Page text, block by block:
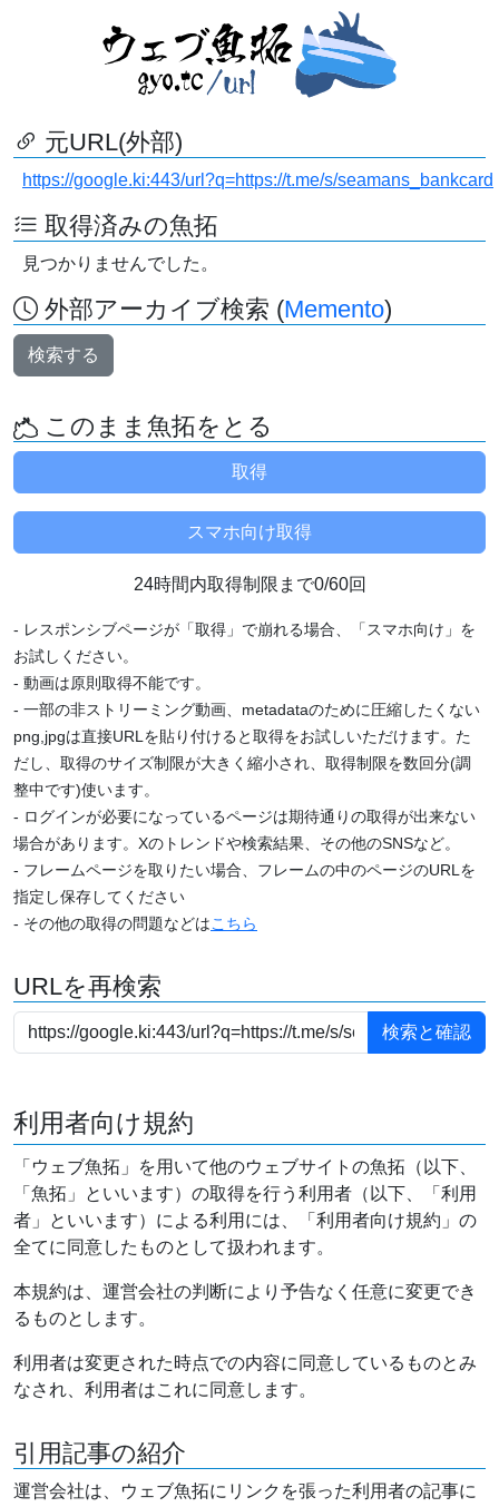
元URL(外部)
https://google.ki:443/url?q=https://t.me/s/seamans_bankcard
取得済みの魚拓
見つかりませんでした。
外部アーカイブ検索 (Memento)
検索する
このまま魚拓をとる
24時間内取得制限まで0/60回
- レスポンシブページが「取得」で崩れる場合、「スマホ向け」を
お試しください。
- 動画は原則取得不能です。
- 一部の非ストリーミング動画、metadataのために圧縮したくない
png,jpgは直接URLを貼り付けると取得をお試しいただけます。た
だし、取得のサイズ制限が大きく縮小され、取得制限を数回分(調
整中です)使います。
- ログインが必要になっているページは期待通りの取得が出来ない
場合があります。Xのトレンドや検索結果、その他のSNSなど。
- フレームページを取りたい場合、フレームの中のページのURLを
指定し保存してください
- その他の取得の問題などはこちら
URLを再検索
利用者向け規約
「ウェブ魚拓」を用いて他のウェブサイトの魚拓（以下、
「魚拓」といいます）の取得を行う利用者（以下、「利用
者」といいます）による利用には、「利用者向け規約」の
全てに同意したものとして扱われます。
本規約は、運営会社の判断により予告なく任意に変更でき
るものとします。
利用者は変更された時点での内容に同意しているものとみ
なされ、利用者はこれに同意します。
引用記事の紹介
運営会社は、ウェブ魚拓にリンクを張った利用者の記事に